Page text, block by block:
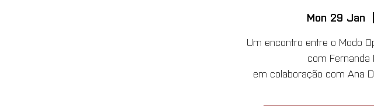
Mon 29 Jan
  |
Um encontro entre o Modo
com
em colaboração com Ana